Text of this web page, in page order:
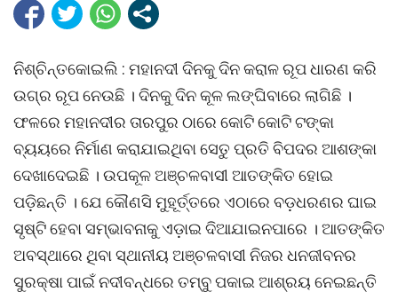
ନିଶ୍ଚିନ୍ତକୋଇଲି : ମହାନଦୀ ଦିନକୁ ଦିନ କରାଳ ରୂପ ଧାରଣ କରି
ଉଗ୍ର ରୂପ ନେଉଛି । ଦିନକୁ ଦିନ କୂଳ ଲଙ୍ଘିବାରେ ଲାଗିଛି ।
ଫଳରେ ମହାନଦୀର ତାରପୁର ଠାରେ କୋଟି କୋଟି ଟଙ୍କା
ବ୍ୟୟରେ ନିର୍ମାଣ କରାଯାଇଥିବା ସେତୁ ପ୍ରତି ବିପଦର ଆଶଙ୍କା
ଦେଖାଦେଇଛି । ଉପକୂଳ ଅଞ୍ଚଳବାସୀ ଆତଙ୍କିତ ହୋଇ
ପଡ଼ିଛନ୍ତି । ଯେ କୌଣସି ମୁହୂର୍ତ୍ତରେ ଏଠାରେ ବଡ଼ଧରଣର ଘାଇ
ସୃଷ୍ଟି ହେବା ସମ୍ଭାବନାକୁ ଏଡ଼ାଇ ଦିଆଯାଇନପାରେ । ଆତଙ୍କିତ
ଅବସ୍ଥାରେ ଥିବା ସ୍ଥାନୀୟ ଅଞ୍ଚଳବାସୀ ନିଜର ଧନଜୀବନର
ସୁରକ୍ଷା ପାଇଁ ନଦୀବନ୍ଧରେ ତମ୍ବୁ ପକାଇ ଆଶ୍ରୟ ନେଇଛନ୍ତି